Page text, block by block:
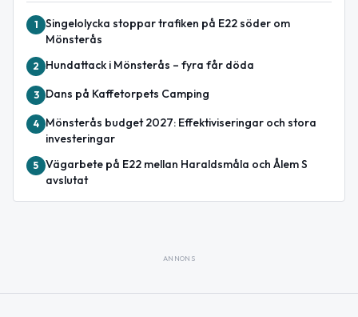
1
Singelolycka stoppar trafiken på E22 söder om
Mönsterås
2 Hundattack i Mönsterås – fyra får döda
3 Dans på Kaffetorpets Camping
4
Mönsterås budget 2027: Effektiviseringar och stora
investeringar
5 Vägarbete på E22 mellan Haraldsmåla och Ålem S
avslutat
ANNONS